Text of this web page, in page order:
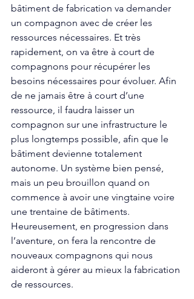
bâtiment de fabrication va demander
un compagnon avec de créer les
ressources nécessaires. Et très
rapidement, on va être à court de
compagnons pour récupérer les
besoins nécessaires pour évoluer. Afin
de ne jamais être à court d’une
ressource, il faudra laisser un
compagnon sur une infrastructure le
plus longtemps possible, afin que le
bâtiment devienne totalement
autonome. Un système bien pensé,
mais un peu brouillon quand on
commence à avoir une vingtaine voire
une trentaine de bâtiments.
Heureusement, en progression dans
l’aventure, on fera la rencontre de
nouveaux compagnons qui nous
aideront à gérer au mieux la fabrication
de ressources.